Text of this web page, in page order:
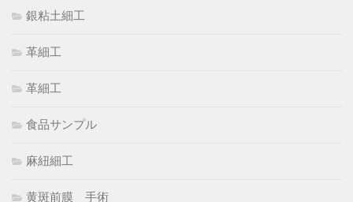
銀粘土細工
革細工
革細工
食品サンプル
麻紐細工
黄斑前膜 手術